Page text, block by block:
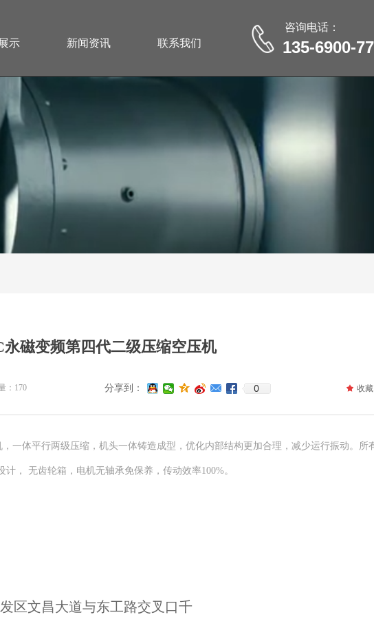
咨询电话：
135-6900-
示 新闻资讯 联系我们
永磁变频第四代二级压缩空压机
一体平行两级压缩，机头一体铸造成型，优化内部结构更加合理，减少运行振动。所
， 无齿轮箱，电机无轴承免保养，传动效率100%。
： 170 分享到： 0 끄 收藏
区文昌大道与东工路交叉口千